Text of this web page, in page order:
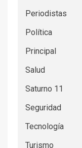
Periodistas
Política
Principal
Salud
Saturno 11
Seguridad
Tecnología
Turismo